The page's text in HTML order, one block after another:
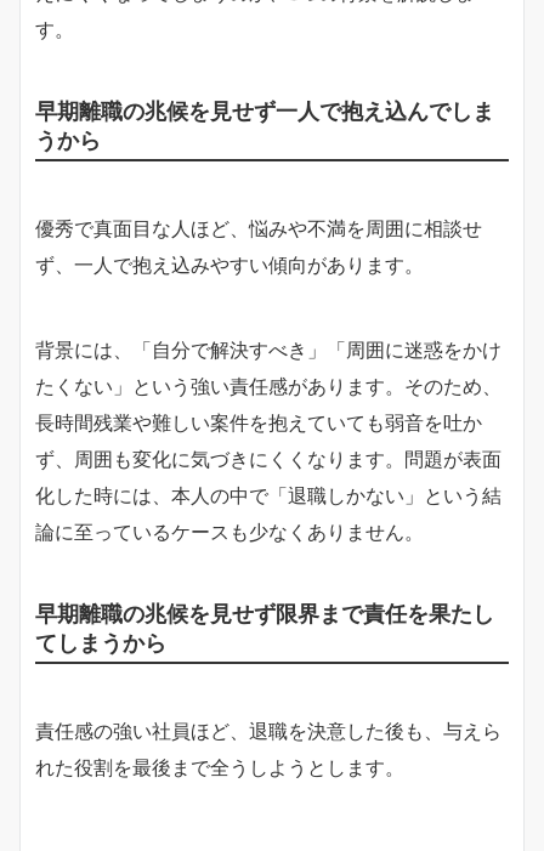
す。
早期離職の兆候を見せず一人で抱え込んでしま
うから
優秀で真面目な人ほど、悩みや不満を周囲に相談せ
ず、一人で抱え込みやすい傾向があります。
背景には、「自分で解決すべき」「周囲に迷惑をかけ
たくない」という強い責任感があります。そのため、
長時間残業や難しい案件を抱えていても弱音を吐か
ず、周囲も変化に気づきにくくなります。問題が表面
化した時には、本人の中で「退職しかない」という結
論に至っているケースも少なくありません。
早期離職の兆候を見せず限界まで責任を果たし
てしまうから
責任感の強い社員ほど、退職を決意した後も、与えら
れた役割を最後まで全うしようとします。